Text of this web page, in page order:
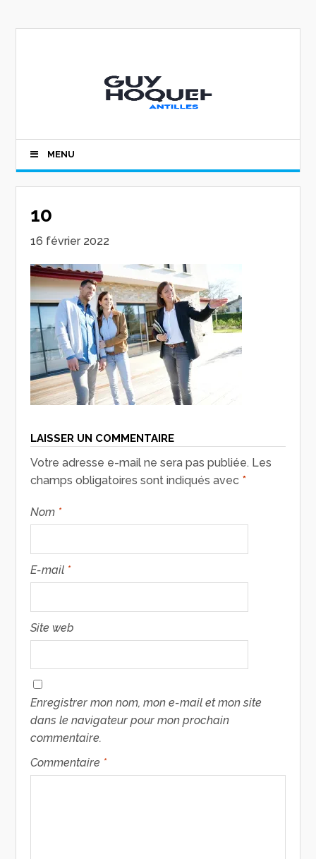
MENU
10
16 février 2022
LAISSER UN COMMENTAIRE
Votre adresse e-mail ne sera pas publiée. Les
champs obligatoires sont indiqués avec *
Nom *
E-mail *
Site web
Enregistrer mon nom, mon e-mail et mon site
dans le navigateur pour mon prochain
commentaire.
Commentaire *